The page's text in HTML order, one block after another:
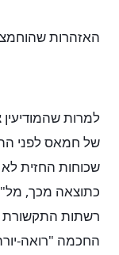
האזהרות
למרות שהמודיעין
של חמאס לפני
שכוחות החזית
כתוצאה מכך,
רשתות התקשורת
החכמה "רואה-